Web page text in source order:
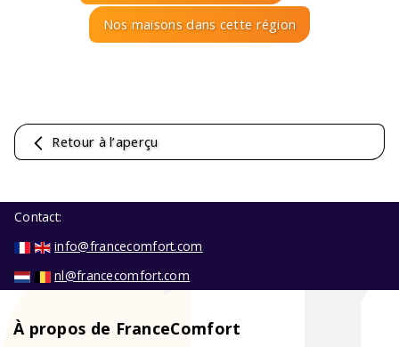
Nos maisons dans cette région
Retour à l’aperçu
Contact:
info@francecomfort.com
nl@francecomfort.com
À propos de FranceComfort